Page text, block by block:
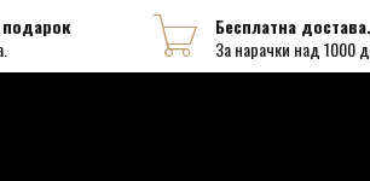
Бесплатна достава.
За нарачки над 1000